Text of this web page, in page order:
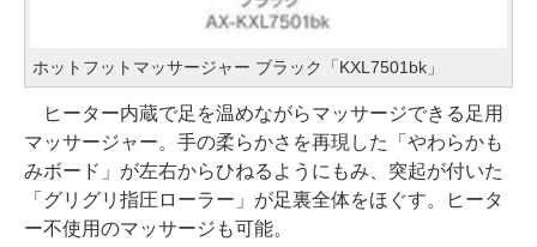
ホットフットマッサージャー ブラック「KXL7501bk」
ヒーター内蔵で足を温めながらマッサージできる足用
マッサージャー。手の柔らかさを再現した「やわらかも
みボード」が左右からひねるようにもみ、突起が付いた
「グリグリ指圧ローラー」が足裏全体をほぐす。ヒータ
ー不使用のマッサージも可能。